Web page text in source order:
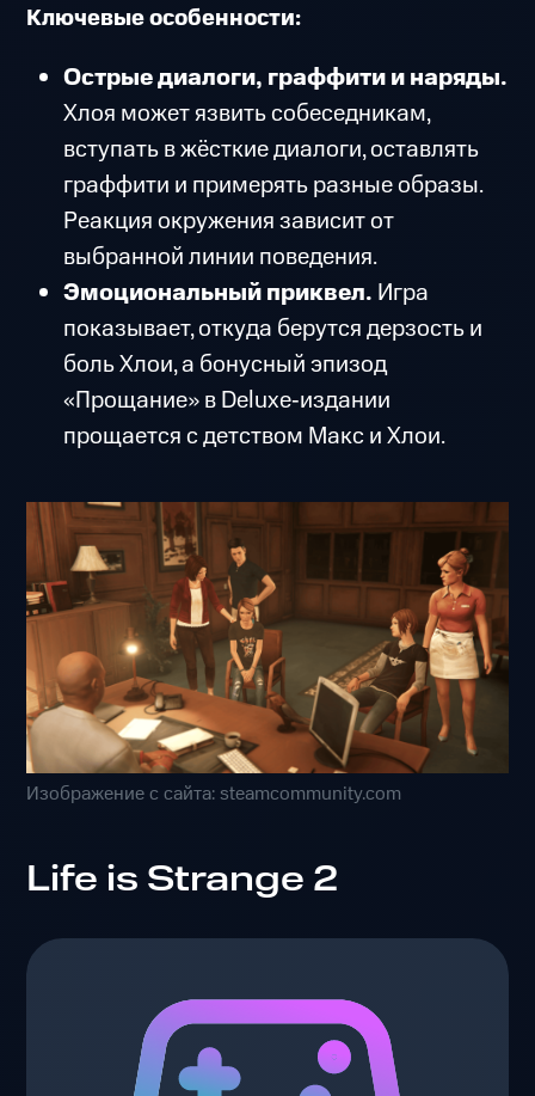
Ключевые особенности:
Острые диалоги, граффити и наряды.
Хлоя может язвить собеседникам,
вступать в жёсткие диалоги, оставлять
граффити и примерять разные образы.
Реакция окружения зависит от
выбранной линии поведения.
Эмоциональный приквел. Игра
показывает, откуда берутся дерзость и
боль Хлои, а бонусный эпизод
«Прощание» в Deluxe‑издании
прощается с детством Макс и Хлои.
Изображение с сайта: steamcommunity.com
Life is Strange 2